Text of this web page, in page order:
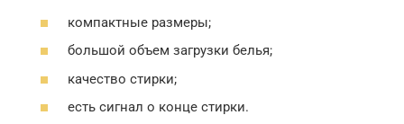
компактные размеры;
большой объем загрузки белья;
качество стирки;
есть сигнал о конце стирки.